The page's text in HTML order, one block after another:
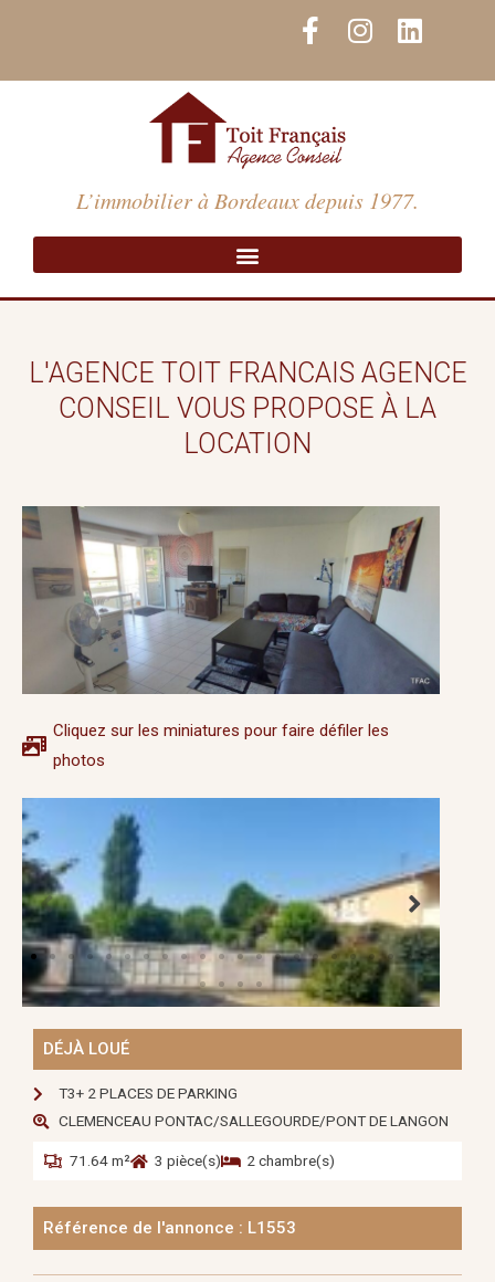
F
a
c
b
o
o
k
-
f
I
n
s
a
m
L
i
n
i
n
L’immobilier à Bordeaux depuis 1977.
L'AGENCE TOIT FRANCAIS AGENCE
CONSEIL VOUS PROPOSE À LA
LOCATION
Cliquez sur les miniatures pour faire défiler les
photos
DÉJÀ LOUÉ
T3+ 2 PLACES DE PARKING
CLEMENCEAU PONTAC/SALLEGOURDE/PONT DE LANGON
71.64 m² 3 pièce(s) 2 chambre(s)
Référence de l'annonce : L1553